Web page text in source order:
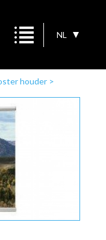
NL
houder>